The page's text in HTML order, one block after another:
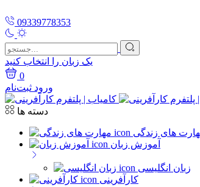
09339778353
یک زبان را انتخاب کنید
0
ورود ثبت‌نام
دسته ها
های زندگی
آموزش زبان
زبان انگلیسی
کارآفرینی